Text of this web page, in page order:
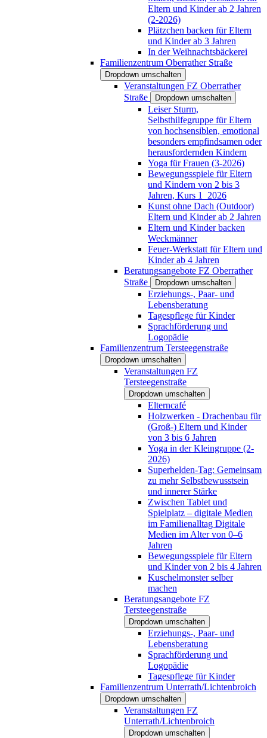
Eltern und Kinder ab 2 Jahren
(2-2026)
Plätzchen backen für Eltern
und Kinder ab 3 Jahren
In der Weihnachtsbäckerei
Familienzentrum Oberrather Straße
Dropdown umschalten
Veranstaltungen FZ Oberrather
Straße
Dropdown umschalten
Leiser Sturm,
Selbsthilfegruppe für Eltern
von hochsensiblen, emotional
besonders empfindsamen oder
herausfordernden Kindern
Yoga für Frauen (3-2026)
Bewegungsspiele für Eltern
und Kindern von 2 bis 3
Jahren, Kurs 1_2026
Kunst ohne Dach (Outdoor)
Eltern und Kinder ab 2 Jahren
Eltern und Kinder backen
Weckmänner
Feuer-Werkstatt für Eltern und
Kinder ab 4 Jahren
Beratungsangebote FZ Oberrather
Straße
Dropdown umschalten
Erziehungs-, Paar- und
Lebensberatung
Tagespflege für Kinder
Sprachförderung und
Logopädie
Familienzentrum Tersteegenstraße
Dropdown umschalten
Veranstaltungen FZ
Tersteegenstraße
Dropdown umschalten
Elterncafé
Holzwerken - Drachenbau für
(Groß-) Eltern und Kinder
von 3 bis 6 Jahren
Yoga in der Kleingruppe (2-
2026)
Superhelden-Tag: Gemeinsam
zu mehr Selbstbewusstsein
und innerer Stärke
Zwischen Tablet und
Spielplatz – digitale Medien
im Familienalltag Digitale
Medien im Alter von 0–6
Jahren
Bewegungsspiele für Eltern
und Kinder von 2 bis 4 Jahren
Kuschelmonster selber
machen
Beratungsangebote FZ
Tersteegenstraße
Dropdown umschalten
Erziehungs-, Paar- und
Lebensberatung
Sprachförderung und
Logopädie
Tagespflege für Kinder
Familienzentrum Unterrath/Lichtenbroich
Dropdown umschalten
Veranstaltungen FZ
Unterrath/Lichtenbroich
Dropdown umschalten